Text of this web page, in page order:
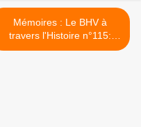
Mémoires : Le BHV à
travers l'Histoire n°115:
L'année 1979 4/4...